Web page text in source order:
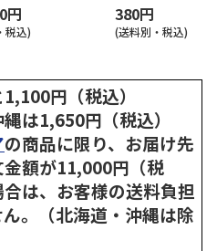
円
税込)
380円
(送料別・税込)
円（税込）
は1,650円（税込）
の商品に限り、お届け先
金額が11,000円（税
は、お客様の送料負担
。（北海道・沖縄は除